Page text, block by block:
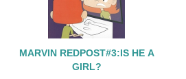
MARVIN REDPOST#3:IS HE A
GIRL?